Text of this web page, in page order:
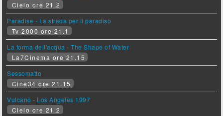
Cielo ore 21.2
Paradise - La strada per il paradiso
Tv 2000 ore 21.1
La forma dell'acqua - The Shape of Water
La7Cinema ore 21.15
Sessomatto
Cine34 ore 21.15
Vulcano - Los Angeles 1997
Cielo ore 21.2